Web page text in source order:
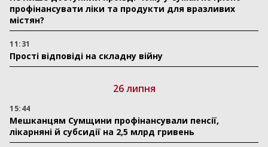
профінансувати ліки та продукти для вразливих
містян?
11:31
Прості відповіді на складну війну
26 липня
15:44
Мешканцям Сумщини профінансували пенсії,
лікарняні й субсидії на 2,5 млрд гривень